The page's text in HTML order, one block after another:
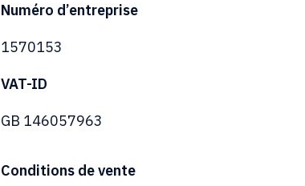
Numéro d’entreprise
1570153
VAT-ID
GB 146057963
Conditions de vente